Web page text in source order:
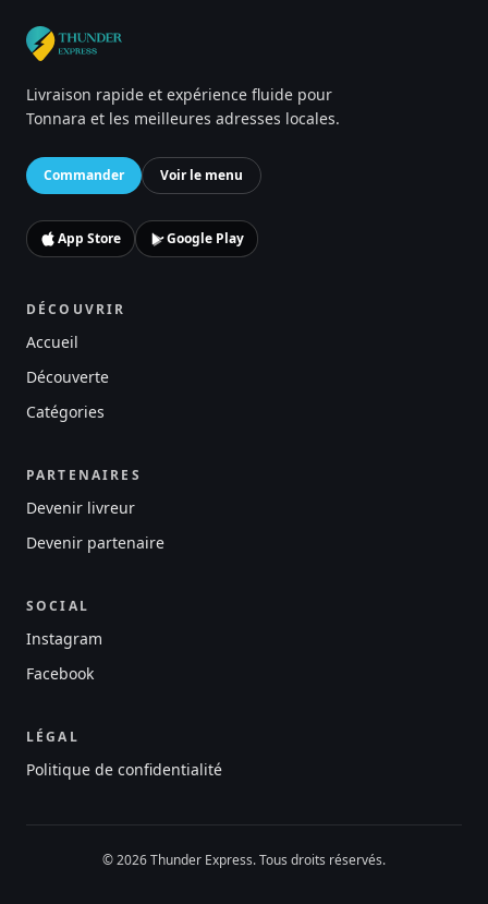
Livraison rapide et expérience fluide pour
Tonnara et les meilleures adresses locales.
Commander Voir le menu
App Store Google Play
DÉCOUVRIR
Accueil
Découverte
Catégories
PARTENAIRES
Devenir livreur
Devenir partenaire
SOCIAL
Instagram
Facebook
LÉGAL
Politique de confidentialité
© 2026 Thunder Express. Tous droits réservés.